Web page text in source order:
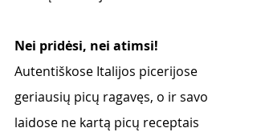
Nei pridėsi, nei atimsi!
Autentiškose Italijos picerijose
geriausių picų ragavęs, o ir savo
laidose ne kartą picų receptais